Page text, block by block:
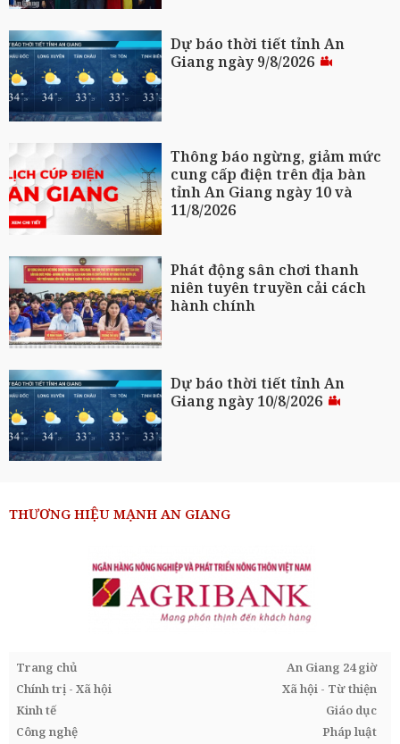
Dự báo thời tiết tỉnh An
Giang ngày 9/8/2026
Thông báo ngừng, giảm mức
cung cấp điện trên địa bàn
tỉnh An Giang ngày 10 và
11/8/2026
Phát động sân chơi thanh
niên tuyên truyền cải cách
hành chính
Dự báo thời tiết tỉnh An
Giang ngày 10/8/2026
THƯƠNG HIỆU MẠNH AN GIANG
Trang chủ
An Giang 24 giờ
Chính trị - Xã hội
Xã hội - Từ thiện
Kinh tế
Giáo dục
Công nghệ
Pháp luật